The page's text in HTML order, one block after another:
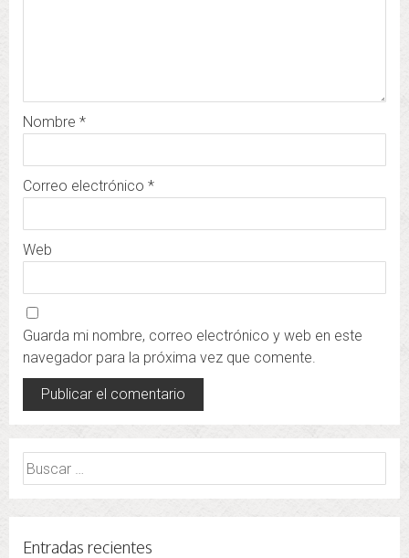
Nombre *
Correo electrónico *
Web
Guarda mi nombre, correo electrónico y web en este
navegador para la próxima vez que comente.
Buscar:
Entradas recientes